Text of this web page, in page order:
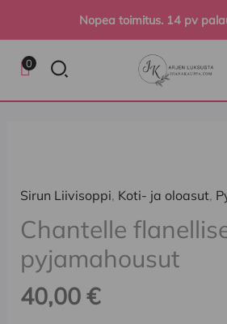
Nopea toimitus. 14 pv
0 Hae
Sirun Liivisoppi, Koti- ja oloasut,
Chantelle
pyjamahousut
40,00€
pyjamahousut